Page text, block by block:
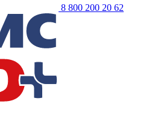
8 800 200 20 62